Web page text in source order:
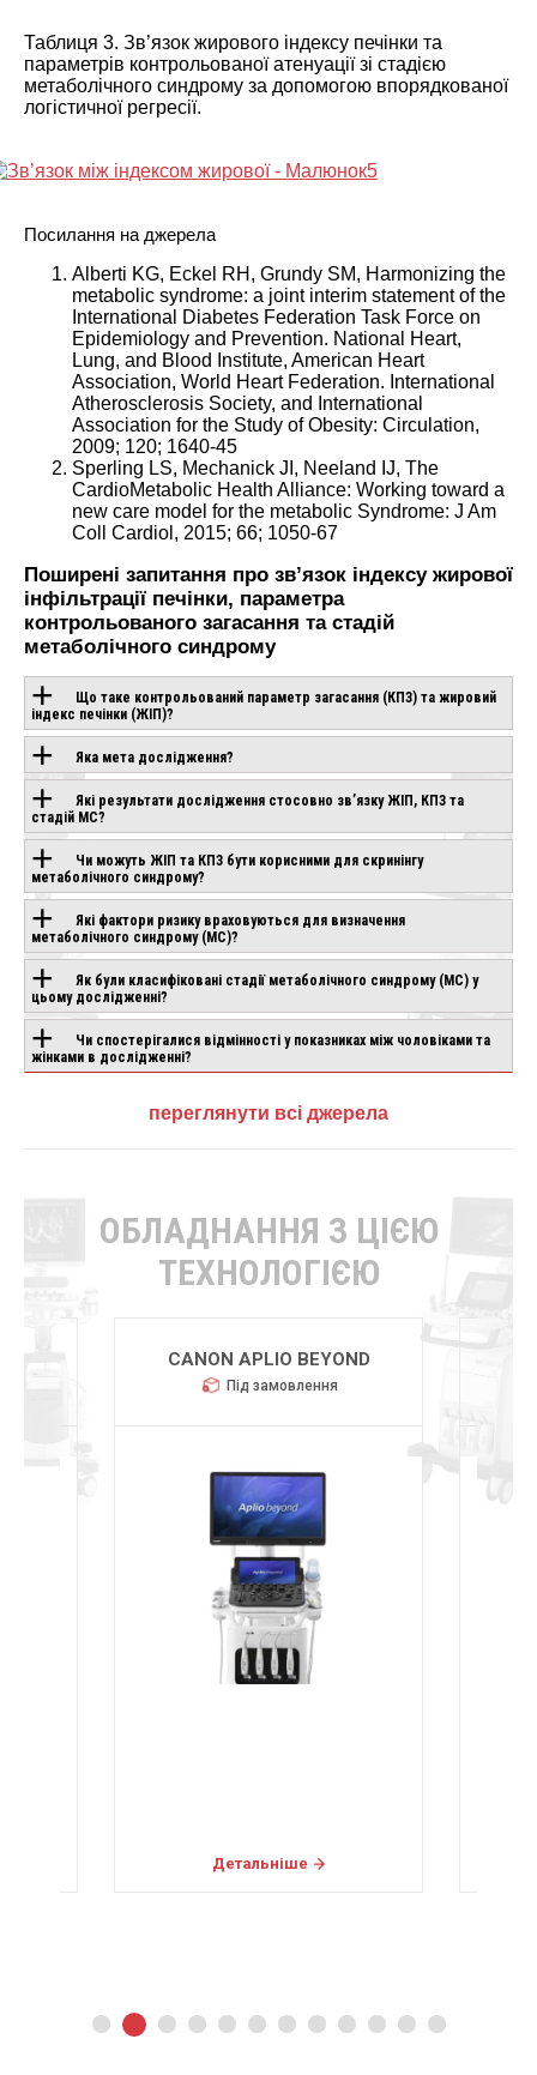
Таблиця 3. Зв’язок жирового індексу печінки та
параметрів контрольованої атенуації зі стадією
метаболічного синдрому за допомогою впорядкованої
логістичної регресії.
Посилання на джерела
Alberti KG, Eckel RH, Grundy SM, Harmonizing the
metabolic syndrome: a joint interim statement of the
International Diabetes Federation Task Force on
Epidemiology and Prevention. National Heart,
Lung, and Blood Institute, American Heart
Association, World Heart Federation. International
Atherosclerosis Society, and International
Association for the Study of Obesity: Circulation,
2009; 120; 1640-45
Sperling LS, Mechanick JI, Neeland IJ, The
CardioMetabolic Health Alliance: Working toward a
new care model for the metabolic Syndrome: J Am
Coll Cardiol, 2015; 66; 1050-67
Поширені запитання про зв’язок індексу жирової
інфільтрації печінки, параметра
контрольованого загасання та стадій
метаболічного синдрому
Що таке контрольований параметр загасання (КПЗ) та жировий
індекс печінки (ЖІП)?
Яка мета дослідження?
Які результати дослідження стосовно зв’язку ЖІП, КПЗ та
стадій МС?
Чи можуть ЖІП та КПЗ бути корисними для скринінгу
метаболічного синдрому?
Які фактори ризику враховуються для визначення
метаболічного синдрому (МС)?
Як були класифіковані стадії метаболічного синдрому (МС) у
цьому дослідженні?
Чи спостерігалися відмінності у показниках між чоловіками та
жінками в дослідженні?
переглянути всі джерела
ОБЛАДНАННЯ З ЦІЄЮ
ТЕХНОЛОГІЄЮ
CANON APLIO BEYOND
Під замовлення
Детальніше